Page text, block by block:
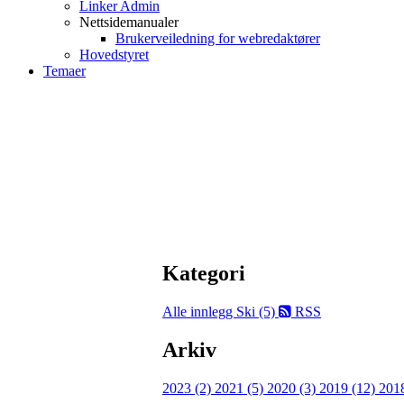
Linker Admin
Nettsidemanualer
Brukerveiledning for webredaktører
Hovedstyret
Temaer
Kategori
Alle innlegg Ski (5) RSS
Arkiv
2023 (2) 2021 (5) 2020 (3) 2019 (12)